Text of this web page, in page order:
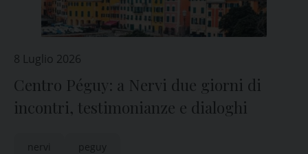
8 Luglio 2026
Centro Péguy: a Nervi due giorni di
incontri, testimonianze e dialoghi
nervi peguy